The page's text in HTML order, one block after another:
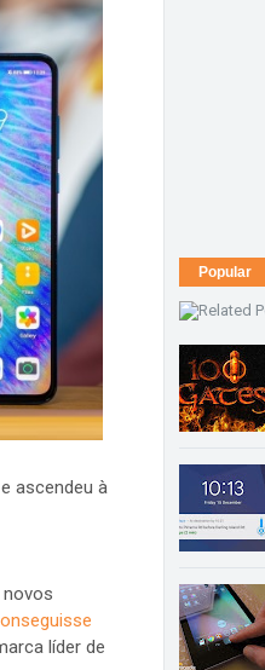
ascendeu à
líder de
Popular